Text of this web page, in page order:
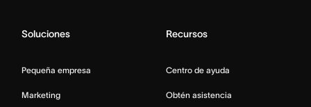
Soluciones
Pequeña empresa
Marketing
Recursos
Centro de ayuda
Obtén asistencia